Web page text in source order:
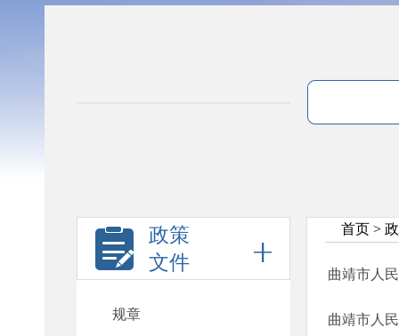
政策
文件
规章
首页 >
曲靖市人
曲靖市人